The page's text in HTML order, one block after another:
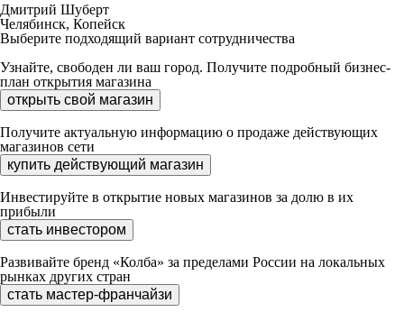
Дмитрий Шуберт
Челябинск, Копейск
Выберите подходящий вариант сотрудничества
Узнайте, свободен ли ваш город. Получите подробный бизнес-
план открытия магазина
открыть свой магазин
Получите актуальную информацию о продаже действующих
магазинов сети
купить действующий магазин
Инвестируйте в открытие новых магазинов за долю в их
прибыли
стать инвестором
Развивайте бренд «Колба» за пределами России на локальных
рынках других стран
стать мастер-франчайзи